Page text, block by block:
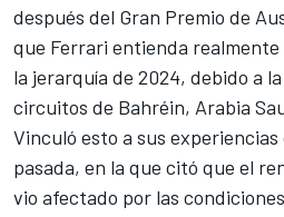
después del Gran Premio de
que Ferrari entienda realmente
la jerarquía de 2024, debido a
circuitos de Bahréin, Arabia
Vinculó esto a sus
pasada, en la que citó que el
vio afectado por las